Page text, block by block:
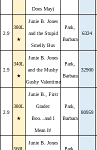
Does May)
2.9
380L
★
Junie B. Jones
and the Stupid
Smelly Bus
Park,
Barbara
6324
2.9
340L
★
Junie B. Jones
and the Mushy
Gushy Valentime
Park,
Barbara
32900
2.9
380L
★
Junie B., First
Grader:
Boo...and I
Mean It!
Park,
Barbara
80959
560L
Junie B. Jones
Park,